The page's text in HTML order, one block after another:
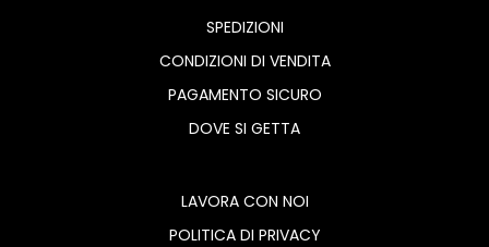
SPEDIZIONI
CONDIZIONI DI VENDITA
PAGAMENTO SICURO
DOVE SI GETTA
LAVORA CON NOI
POLITICA DI PRIVACY